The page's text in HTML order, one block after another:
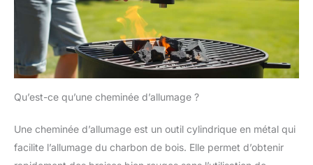
Qu’est-ce qu’une cheminée d’allumage ?
Une cheminée d’allumage est un outil cylindrique en métal qui
facilite l’allumage du charbon de bois. Elle permet d’obtenir